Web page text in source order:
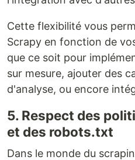
Cette flexibilité vous
Scrapy en fonction de
que ce soit pour
sur mesure, ajouter des
d'analyse, ou encore
5. Respect des
et des robots.txt
Dans le monde du